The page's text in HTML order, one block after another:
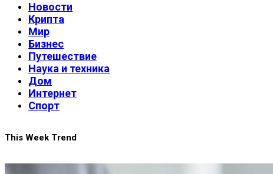
Новости
Крипта
Мир
Бизнес
Путешествие
Наука и техника
Дом
Интернет
Спорт
This Week Trend